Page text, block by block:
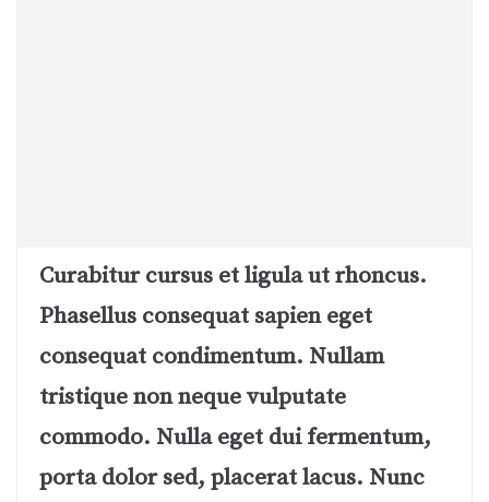
Curabitur cursus et ligula ut rhoncus.
Phasellus consequat sapien eget
consequat condimentum. Nullam
tristique non neque vulputate
commodo. Nulla eget dui fermentum,
porta dolor sed, placerat lacus. Nunc